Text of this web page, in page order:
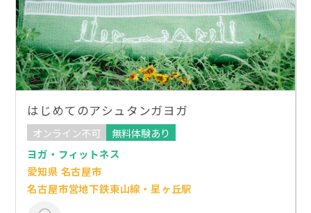
はじめてのアシュタンガヨガ
オンライン不可
無料体験あり
ヨガ・フィットネス
愛知県 名古屋市
名古屋市営地下鉄東山線・星ヶ丘駅